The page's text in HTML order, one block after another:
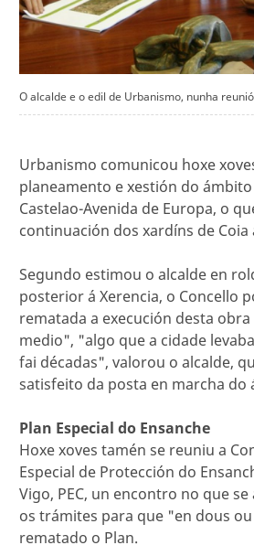
O alcalde e o edil de Urbanismo, nunha
Urbanismo comunicou hoxe
planeamento e xestión do ámbito
Castelao-Avenida de Europa, o
continuación dos xardíns de Coia
Segundo estimou o alcalde en
posterior á Xerencia, o Concello
rematada a execución desta
medio", "algo que a cidade
fai décadas", valorou o alcalde,
satisfeito da posta en marcha do
Plan Especial do Ensanche
Hoxe xoves tamén se reuniu a
Especial de Protección do
Vigo, PEC, un encontro no que
os trámites para que "en dous
rematado o Plan.